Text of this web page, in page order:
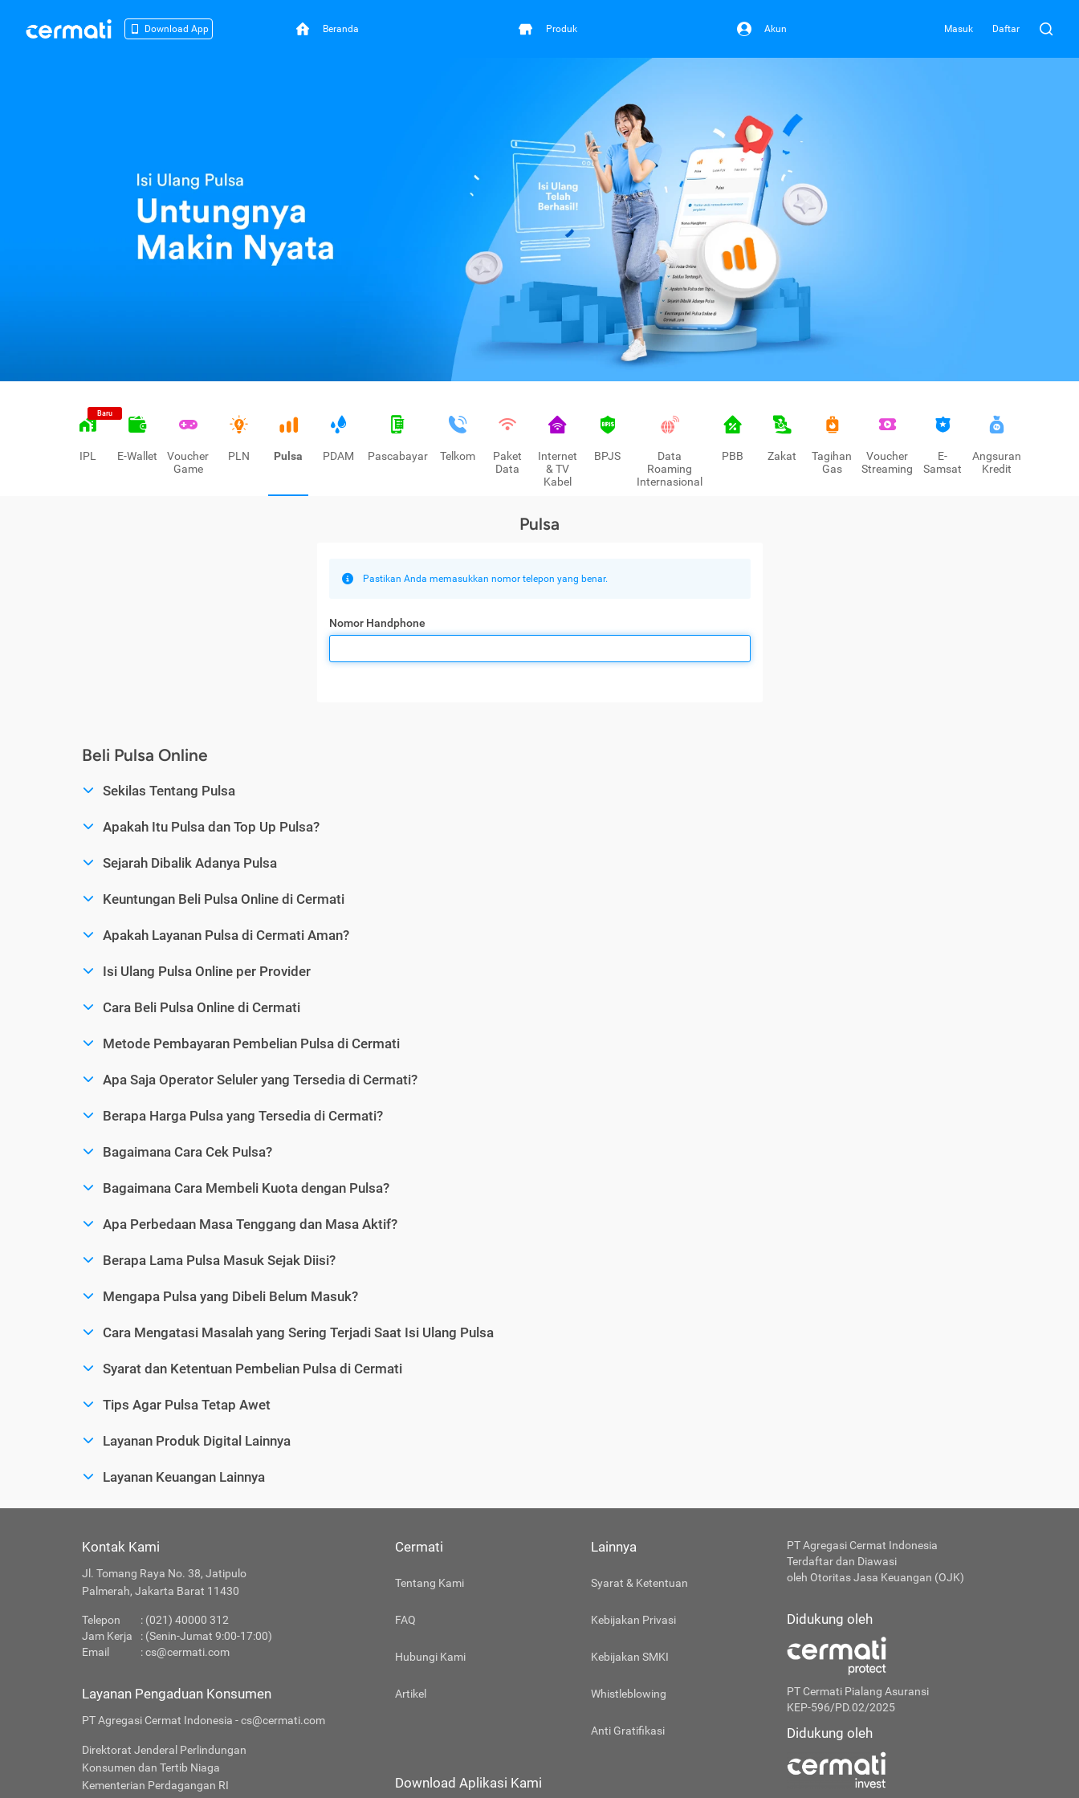
Download App Beranda Produk Akun Masuk Daftar
Baru
IPL E-Wallet
Voucher
Game
PLN Pulsa PDAM Pascabayar Telkom
Paket
Data
Internet
& TV
Kabel
BPJS
Data
Roaming
Internasional
PBB Zakat
Tagihan
Gas
Voucher
Streaming
E-
Samsat
Angsuran
Kredit
Pulsa
Pastikan Anda memasukkan nomor telepon yang benar.
Nomor Handphone
Beli Pulsa Online
Sekilas Tentang Pulsa
Apakah Itu Pulsa dan Top Up Pulsa?
Sejarah Dibalik Adanya Pulsa
Keuntungan Beli Pulsa Online di Cermati
Apakah Layanan Pulsa di Cermati Aman?
Isi Ulang Pulsa Online per Provider
Cara Beli Pulsa Online di Cermati
Metode Pembayaran Pembelian Pulsa di Cermati
Apa Saja Operator Seluler yang Tersedia di Cermati?
Berapa Harga Pulsa yang Tersedia di Cermati?
Bagaimana Cara Cek Pulsa?
Bagaimana Cara Membeli Kuota dengan Pulsa?
Apa Perbedaan Masa Tenggang dan Masa Aktif?
Berapa Lama Pulsa Masuk Sejak Diisi?
Mengapa Pulsa yang Dibeli Belum Masuk?
Cara Mengatasi Masalah yang Sering Terjadi Saat Isi Ulang Pulsa
Syarat dan Ketentuan Pembelian Pulsa di Cermati
Tips Agar Pulsa Tetap Awet
Layanan Produk Digital Lainnya
Layanan Keuangan Lainnya
Kontak Kami
Jl. Tomang Raya No. 38, Jatipulo
Palmerah, Jakarta Barat 11430
Telepon
: (021) 40000 312
Jam Kerja
: (Senin-Jumat 9:00-17:00)
Email
:cs@cermati.com
Layanan Pengaduan Konsumen
PT Agregasi Cermat Indonesia - cs@cermati.com
Direktorat Jenderal Perlindungan
Konsumen dan Tertib Niaga
Kementerian Perdagangan RI
Cermati
Tentang Kami
FAQ
Hubungi Kami
Artikel
Lainnya
Syarat & Ketentuan
Kebijakan Privasi
Kebijakan SMKI
Whistleblowing
Anti Gratifikasi
Download Aplikasi Kami
PT Agregasi Cermat Indonesia
Terdaftar dan Diawasi
oleh Otoritas Jasa Keuangan (OJK)
Didukung oleh
PT Cermati Pialang Asuransi
KEP-596/PD.02/2025
Didukung oleh